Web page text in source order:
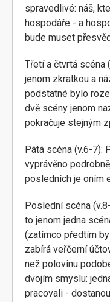
spravedlivé: náš,
hospodáře - a
bude muset
Třetí a čtvrtá scéna
jenom zkratkou a
podstatné bylo
dvě scény jenom
pokračuje stejným
Pátá scéna (v.6-7):
vyprávěno
posledních je oním
Poslední scéna
to jenom jedna
(zatímco předtím
zabírá veřčerní
než polovinu
dvojím smyslu:
pracovali -